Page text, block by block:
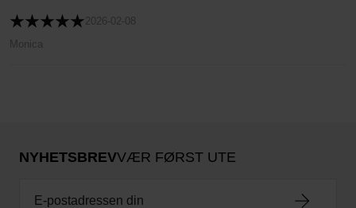
2026-02-08
Monica
NYHETSBREVVÆR FØRST UTE